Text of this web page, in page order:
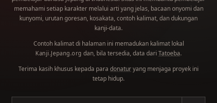
memahami setiap karakter melalui arti yang jelas, bacaan onyomi dan
kunyomi, urutan goresan, kosakata, contoh kalimat, dan dukungan
kanji-data.
Contoh kalimat di halaman ini memadukan kalimat lokal
Kanji.Jepang.org dan, bila tersedia, data dari Tatoeba.
Terima kasih khusus kepada para donaturyang menjaga proyek ini
tetap hidup.